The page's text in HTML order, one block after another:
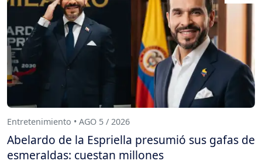
Entretenimiento • AGO 5 / 2026
Abelardo de la Espriella presumió sus gafas de
esmeraldas: cuestan millones